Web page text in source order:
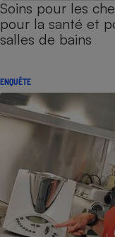
Soins pour les
pour la santé et
salles de bains
ENQUÊTE